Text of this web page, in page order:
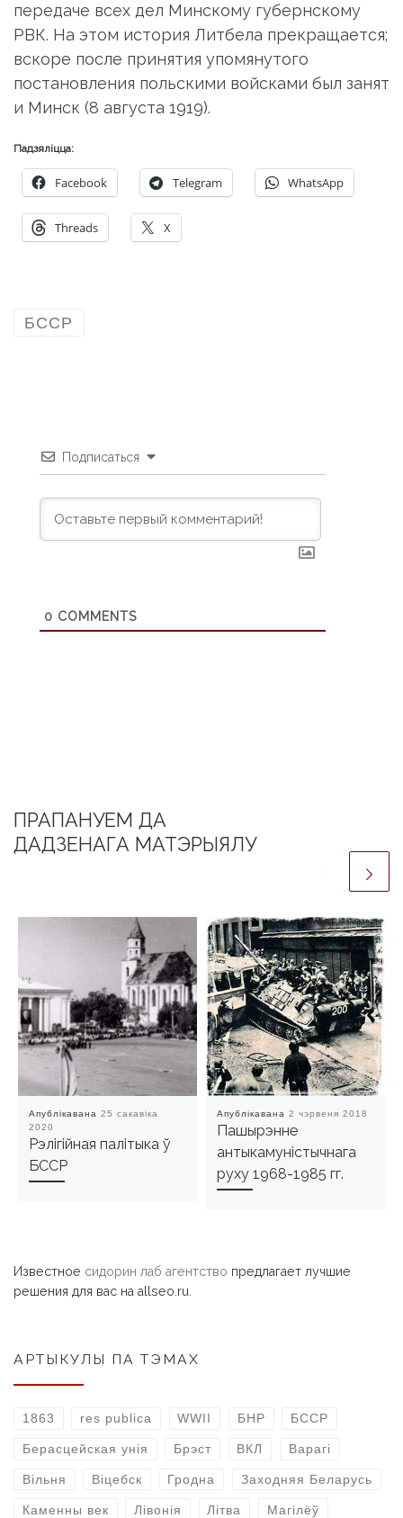
передаче всех дел Минскому губернскому
РВК. На этом история Литбела прекращается;
вскоре после принятия упомянутого
постановления польскими войсками был занят
и Минск (8 августа 1919).
Падзяліцца:
Facebook Telegram WhatsApp
Threads X
БССР
Подписаться
0 COMMENTS
ПРАПАНУЕМ ДА
ДАДЗЕНАГА МАТЭРЫЯЛУ
Апублікавана 25 сакавіка
2020
Рэлiгiйная палiтыка ў
БССР
Апублікавана 2 чэрвеня 2018
Пашырэнне
антыкамуністычнага
руху 1968-1985 гг.
Известное сидорин лаб агентство предлагает лучшие
решения для вас на allseo.ru.
АРТЫКУЛЫ ПА ТЭМАХ
1863 res publica WWII БНР БССР
Берасцейская унія Брэст ВКЛ Варагі
Вільня Віцебск Гродна Заходняя Беларусь
Каменны век Лівонія Літва Магілёў